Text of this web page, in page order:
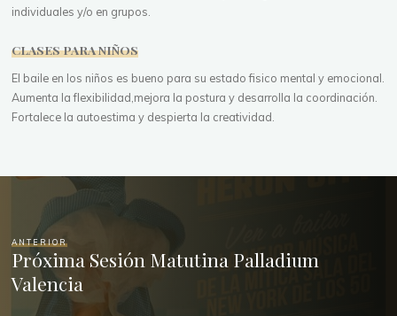
individuales y/o en grupos.
CLASES PARA NIÑOS
El baile en los niños es bueno para su estado fisico mental y emocional.
Aumenta la flexibilidad,mejora la postura y desarrolla la coordinación.
Fortalece la autoestima y despierta la creatividad.
ANTERIOR
Próxima Sesión Matutina Palladium
Valencia